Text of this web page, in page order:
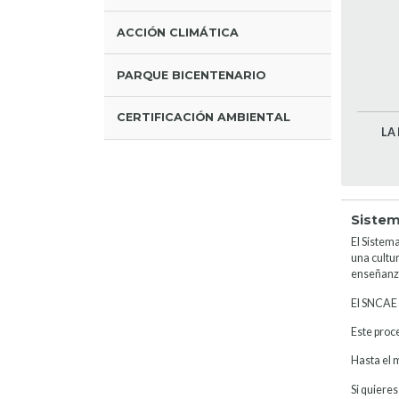
ACCIÓN CLIMÁTICA
PARQUE BICENTENARIO
CERTIFICACIÓN AMBIENTAL
LA
El
una
El
Este
Hasta el
Si